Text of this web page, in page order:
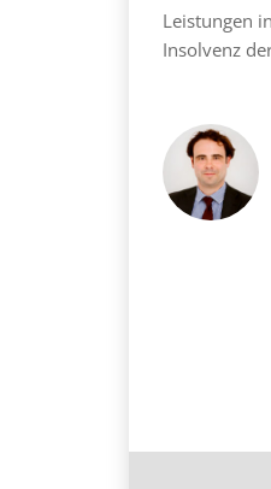
Leistungen
Insolvenz